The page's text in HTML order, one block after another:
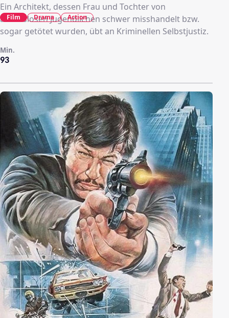
Ein Architekt, dessen Frau und Tochter von
arbeitslosen Jugendlichen schwer misshandelt bzw.
sogar getötet wurden, übt an Kriminellen Selbstjustiz.
93
Min.
Film Drama Action